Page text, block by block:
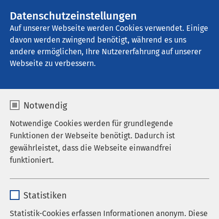
Datenschutzeinstellungen
Auf unserer Webseite werden Cookies verwendet. Einige
davon werden zwingend benötigt, während es uns
andere ermöglichen, Ihre Nutzererfahrung auf unserer
Webseite zu verbessern.
Notwendig
Notwendige Cookies werden für grundlegende
Funktionen der Webseite benötigt. Dadurch ist
gewährleistet, dass die Webseite einwandfrei
funktioniert.
Anbieter sgalinski
Statistiken
Statistik-Cookies erfassen Informationen anonym. Diese
AMEOS Privatklinikum Bad Aussee
Informationen zur
Aufnahme
In der Regel erfolgt eine Aufnahme in das AMEOS
Privatklinikum Bad Aussee über eine Zuweisung
durch Ihre Hausärztin bzw. Ihren Hausarzt oder
eine Fachärztin bzw. einen Facharzt. Die ärztliche
Praxis oder Sie als Patientin bzw. Patient nehmen